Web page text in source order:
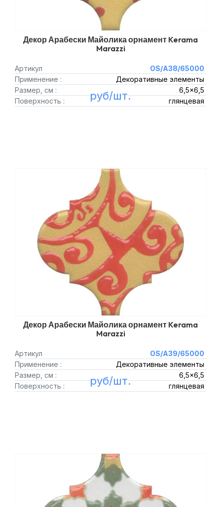
Декор Арабески Майолика орнамент Kerama
Marazzi
Артикул
OS/A38/65000
Применение :
Декоративные элементы
Размер, см :
6,5x6,5
Поверхность :
глянцевая
руб/шт.
Декор Арабески Майолика орнамент Kerama
Marazzi
Артикул
OS/A39/65000
Применение :
Декоративные элементы
Размер, см :
6,5x6,5
Поверхность :
глянцевая
руб/шт.